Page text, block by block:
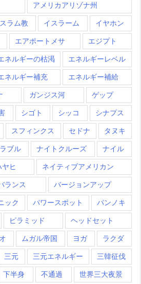
アメリカアリゾナ州
ラム教 イスラーム イヤホン
エアポートメサ エジプト
ネルギーの枯渇 エネルギーレベル
ネルギー補充 エネルギー補給
ガンジス河 ゲップ
シゴト シッコ シナプス
スフィンクス セドナ タヌキ
ブル ナイトクルーズ ナイル
ヒ ネイティブアメリカン
ランス バージョンアップ
ック パワースポット パンノキ
ピラミッド ヘッドセット
ムガル帝国 ヨガ ラクダ
三元 三元エネルギー 三韓征伐
下半身 不通過 世界三大夜景